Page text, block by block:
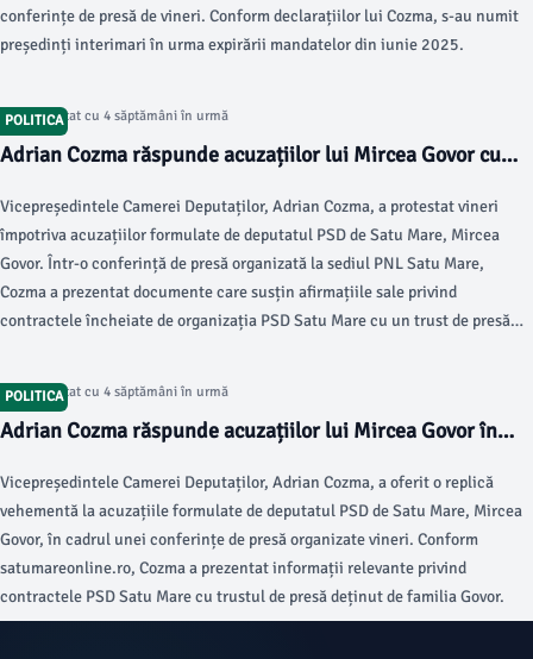
conferințe de presă de vineri. Conform declarațiilor lui Cozma, s-au numit
președinți interimari în urma expirării mandatelor din iunie 2025.
POLITICA
Articol postat cu 4 săptămâni în urmă
Adrian Cozma răspunde acuzațiilor lui Mircea Govor cu
Vicepreședintele Camerei Deputaților, Adrian Cozma, a protestat vineri
împotriva acuzațiilor formulate de deputatul PSD de Satu Mare, Mircea
Govor. Într-o conferință de presă organizată la sediul PNL Satu Mare,
Cozma a prezentat documente care susțin afirmațiile sale privind
contractele încheiate de organizația PSD Satu Mare cu un trust de presă
POLITICA
Articol postat cu 4 săptămâni în urmă
Adrian Cozma răspunde acuzațiilor lui Mircea Govor în
Vicepreședintele Camerei Deputaților, Adrian Cozma, a oferit o replică
vehementă la acuzațiile formulate de deputatul PSD de Satu Mare, Mircea
Govor, în cadrul unei conferințe de presă organizate vineri. Conform
satumareonline.ro, Cozma a prezentat informații relevante privind
contractele PSD Satu Mare cu trustul de presă deținut de familia Govor.